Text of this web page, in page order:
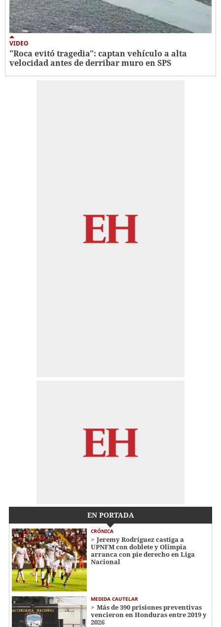
VIDEO
"Roca evitó tragedia": captan vehículo a alta
velocidad antes de derribar muro en SPS
EN PORTADA
CRÓNICA
Jeremy Rodríguez castiga a
UPNFM con doblete y Olimpia
arranca con pie derecho en Liga
Nacional
MEDIDA CAUTELAR
Más de 390 prisiones preventivas
vencieron en Honduras entre 2019 y
2026